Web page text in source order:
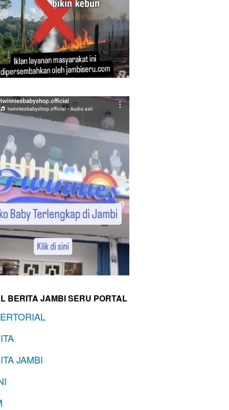
BERITA JAMBI SERU PORTAL
JAMBI